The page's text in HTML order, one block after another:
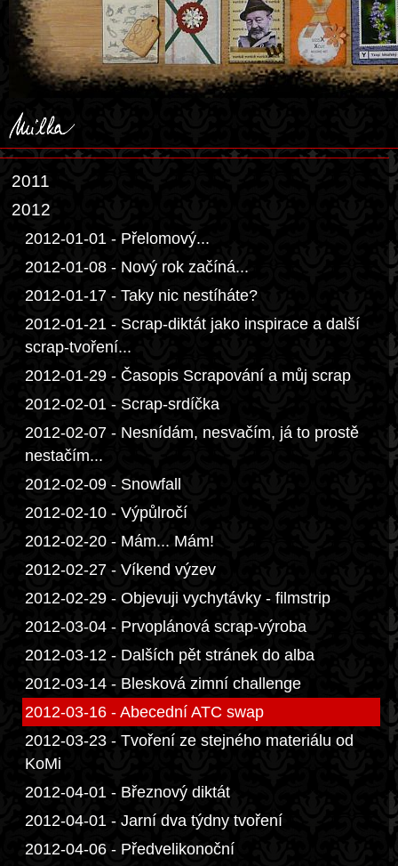
2011
2012
2012-01-01 - Přelomový...
2012-01-08 - Nový rok začíná...
2012-01-17 - Taky nic nestíháte?
2012-01-21 - Scrap-diktát jako inspirace a další
scrap-tvoření...
2012-01-29 - Časopis Scrapování a můj scrap
2012-02-01 - Scrap-srdíčka
2012-02-07 - Nesnídám, nesvačím, já to prostě
nestačím...
2012-02-09 - Snowfall
2012-02-10 - Výpůlročí
2012-02-20 - Mám... Mám!
2012-02-27 - Víkend výzev
2012-02-29 - Objevuji vychytávky - filmstrip
2012-03-04 - Prvoplánová scrap-výroba
2012-03-12 - Dalších pět stránek do alba
2012-03-14 - Blesková zimní challenge
2012-03-16 - Abecední ATC swap
2012-03-23 - Tvoření ze stejného materiálu od
KoMi
2012-04-01 - Březnový diktát
2012-04-01 - Jarní dva týdny tvoření
2012-04-06 - Předvelikonoční